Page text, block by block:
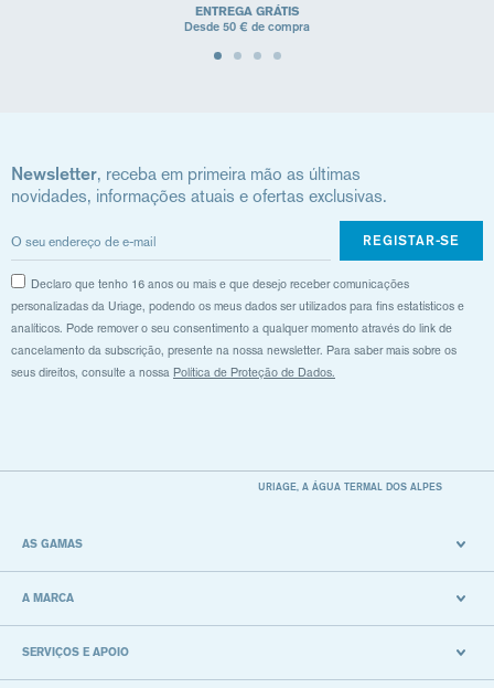
ENTREGA GRÁTIS
Desde 50 € de compra
Newsletter, receba em primeira mão as últimas
novidades, informações atuais e ofertas exclusivas.
REGISTAR-SE
Declaro que tenho 16 anos ou mais e que desejo receber comunicações
personalizadas da Uriage, podendo os meus dados ser utilizados para fins estatísticos e
analíticos. Pode remover o seu consentimento a qualquer momento através do link de
cancelamento da subscrição, presente na nossa newsletter. Para saber mais sobre os
seus direitos, consulte a nossa Política de Proteção de Dados.
URIAGE, A ÁGUA TERMAL DOS ALPES
AS GAMAS
A MARCA
SERVIÇOS E APOIO